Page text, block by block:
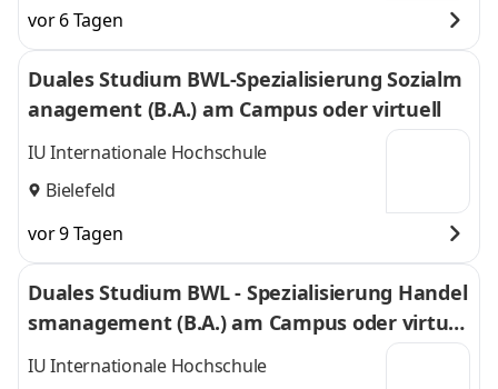
vor 6 Tagen
Duales Studium BWL-Spezialisierung Sozialm
anagement (B.A.) am Campus oder virtuell
IU Internationale Hochschule
Bielefeld
vor 9 Tagen
Duales Studium BWL - Spezialisierung Handel
smanagement (B.A.) am Campus oder virtuel
l
IU Internationale Hochschule